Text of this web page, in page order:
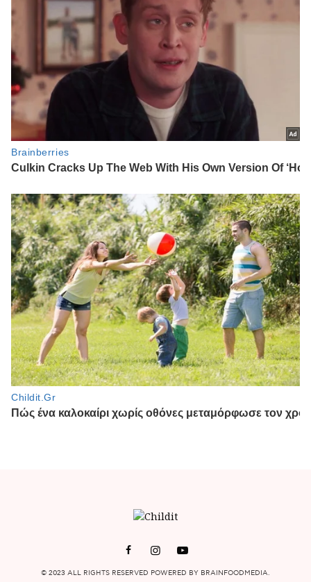
© 2023 ALL RIGHTS RESERVED POWERED BY BRAINFOODMEDIA.